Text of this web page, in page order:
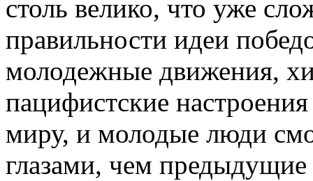
столь велико, что уже
правильности идеи
молодежные движения,
пацифистские
миру, и молодые люди
глазами, чем предыдущие